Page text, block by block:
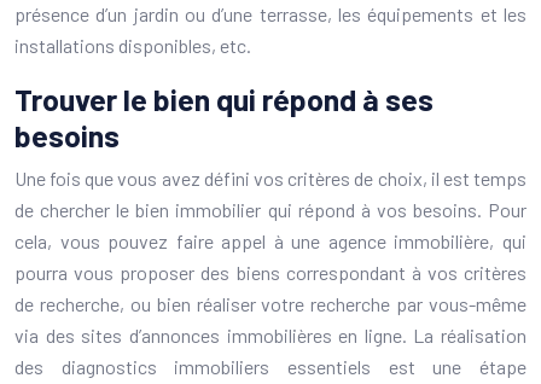
présence d’un jardin ou d’une terrasse, les équipements et les
installations disponibles, etc.
Trouver le bien qui répond à ses
besoins
Une fois que vous avez défini vos critères de choix, il est temps
de chercher le bien immobilier qui répond à vos besoins. Pour
cela, vous pouvez faire appel à une agence immobilière, qui
pourra vous proposer des biens correspondant à vos critères
de recherche, ou bien réaliser votre recherche par vous-même
via des sites d’annonces immobilières en ligne. La réalisation
des diagnostics immobiliers essentiels est une étape